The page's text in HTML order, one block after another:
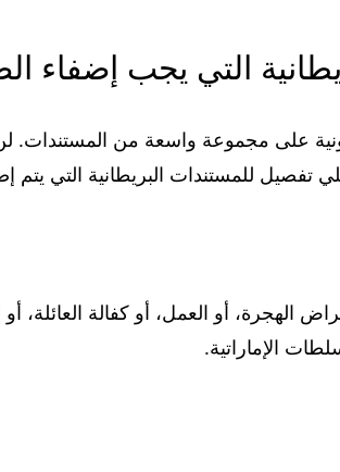
التي يجب إضفاء
على مجموعة واسعة من المستندات. لن
للمستندات البريطانية التي يتم
الهجرة، أو العمل، أو كفالة العائلة،
الإماراتية.